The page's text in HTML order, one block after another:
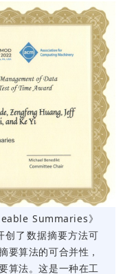
Summaries》
创了数据摘要方法可
要算法的可合并性，
算法。这是一种在工